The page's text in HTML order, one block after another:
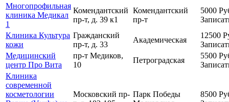
Многопрофильная
клиника Медикал
1
Комендантский
пр-т, д. 39 к1
Комендантский
пр-т
5000
Клиника Культура
кожи
Гражданский
пр-т, д. 33
Академическая
12500
Медицинский
центр Про Вита
пр-т Медиков,
10
Петроградская
5500
Клиника
современной
косметологии
Московский пр- Парк Победы
8500